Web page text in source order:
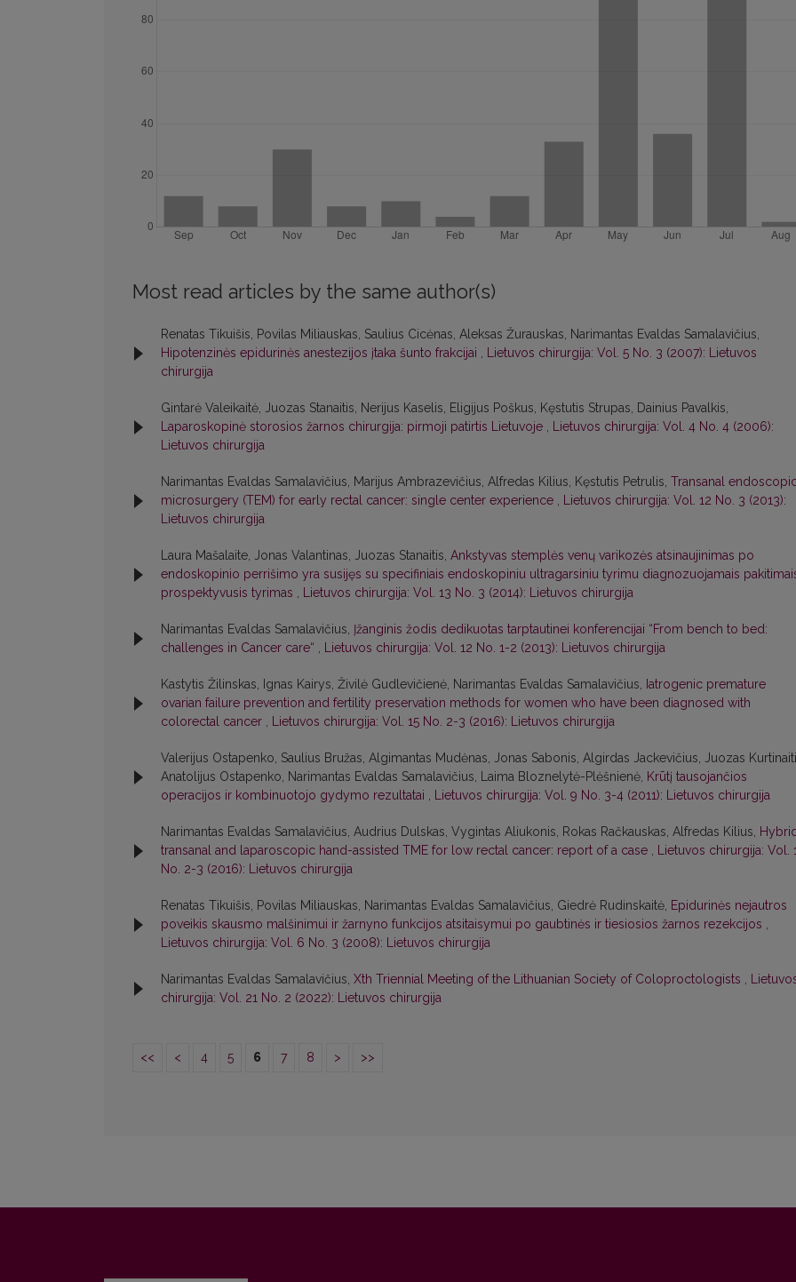
Most read articles by the same author(s)
Renatas Tikuišis, Povilas Miliauskas, Saulius Cicėnas, Aleksas Žurauskas, Narimantas Evaldas Samalavičius,
Hipotenzinės epidurinės anestezijos įtaka šunto frakcijai , Lietuvos chirurgija: Vol. 5 No. 3 (2007): Lietuvos
chirurgija
Gintarė Valeikaitė, Juozas Stanaitis, Nerijus Kaselis, Eligijus Poškus, Kęstutis Strupas, Dainius Pavalkis,
Laparoskopinė storosios žarnos chirurgija: pirmoji patirtis Lietuvoje , Lietuvos chirurgija: Vol. 4 No. 4 (2006):
Lietuvos chirurgija
Narimantas Evaldas Samalavičius, Marijus Ambrazevičius, Alfredas Kilius, Kęstutis Petrulis, Transanal
microsurgery (TEM) for early rectal cancer: single center experience , Lietuvos chirurgija: Vol. 12 No. 3 (2013):
Lietuvos chirurgija
Laura Mašalaite, Jonas Valantinas, Juozas Stanaitis, Ankstyvas stemplės venų varikozės atsinaujinimas po
endoskopinio perrišimo yra susijęs su specifiniais endoskopiniu ultragarsiniu tyrimu diagnozuojamais
prospektyvusis tyrimas , Lietuvos chirurgija: Vol. 13 No. 3 (2014): Lietuvos chirurgija
Narimantas Evaldas Samalavičius, Įžanginis žodis dedikuotas tarptautinei konferencijai “From bench to bed:
challenges in Cancer care“ , Lietuvos chirurgija: Vol. 12 No. 1-2 (2013): Lietuvos chirurgija
Kastytis Žilinskas, Ignas Kairys, Živilė Gudlevičienė, Narimantas Evaldas Samalavičius, Iatrogenic premature
ovarian failure prevention and fertility preservation methods for women who have been diagnosed with
colorectal cancer , Lietuvos chirurgija: Vol. 15 No. 2-3 (2016): Lietuvos chirurgija
Valerijus Ostapenko, Saulius Bružas, Algimantas Mudėnas, Jonas Sabonis, Algirdas Jackevičius, Juozas
Anatolijus Ostapenko, Narimantas Evaldas Samalavičius, Laima Bloznelytė-Plėšnienė, Krūtį tausojančios
operacijos ir kombinuotojo gydymo rezultatai , Lietuvos chirurgija: Vol. 9 No. 3-4 (2011): Lietuvos chirurgija
Narimantas Evaldas Samalavičius, Audrius Dulskas, Vygintas Aliukonis, Rokas Račkauskas, Alfredas Kilius,
transanal and laparoscopic hand-assisted TME for low rectal cancer: report of a case , Lietuvos chirurgija: Vol.
No. 2-3 (2016): Lietuvos chirurgija
Renatas Tikuišis, Povilas Miliauskas, Narimantas Evaldas Samalavičius, Giedrė Rudinskaitė, Epidurinės nejautros
poveikis skausmo malšinimui ir žarnyno funkcijos atsitaisymui po gaubtinės ir tiesiosios žarnos rezekcijos ,
Lietuvos chirurgija: Vol. 6 No. 3 (2008): Lietuvos chirurgija
Narimantas Evaldas Samalavičius, Xth Triennial Meeting of the Lithuanian Society of Coloproctologists ,
chirurgija: Vol. 21 No. 2 (2022): Lietuvos chirurgija
<< < 4 5 6 7 8 > >>